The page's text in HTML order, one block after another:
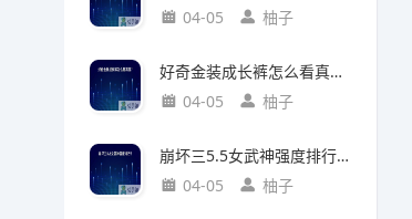
04-05
柚子
好奇金装成长裤怎么看真假?(好奇金装成长裤怎么看真假鉴别)
04-05
柚子
崩坏三5.5女武神强度排行?(崩坏三5.2女武神强度)
04-05
柚子